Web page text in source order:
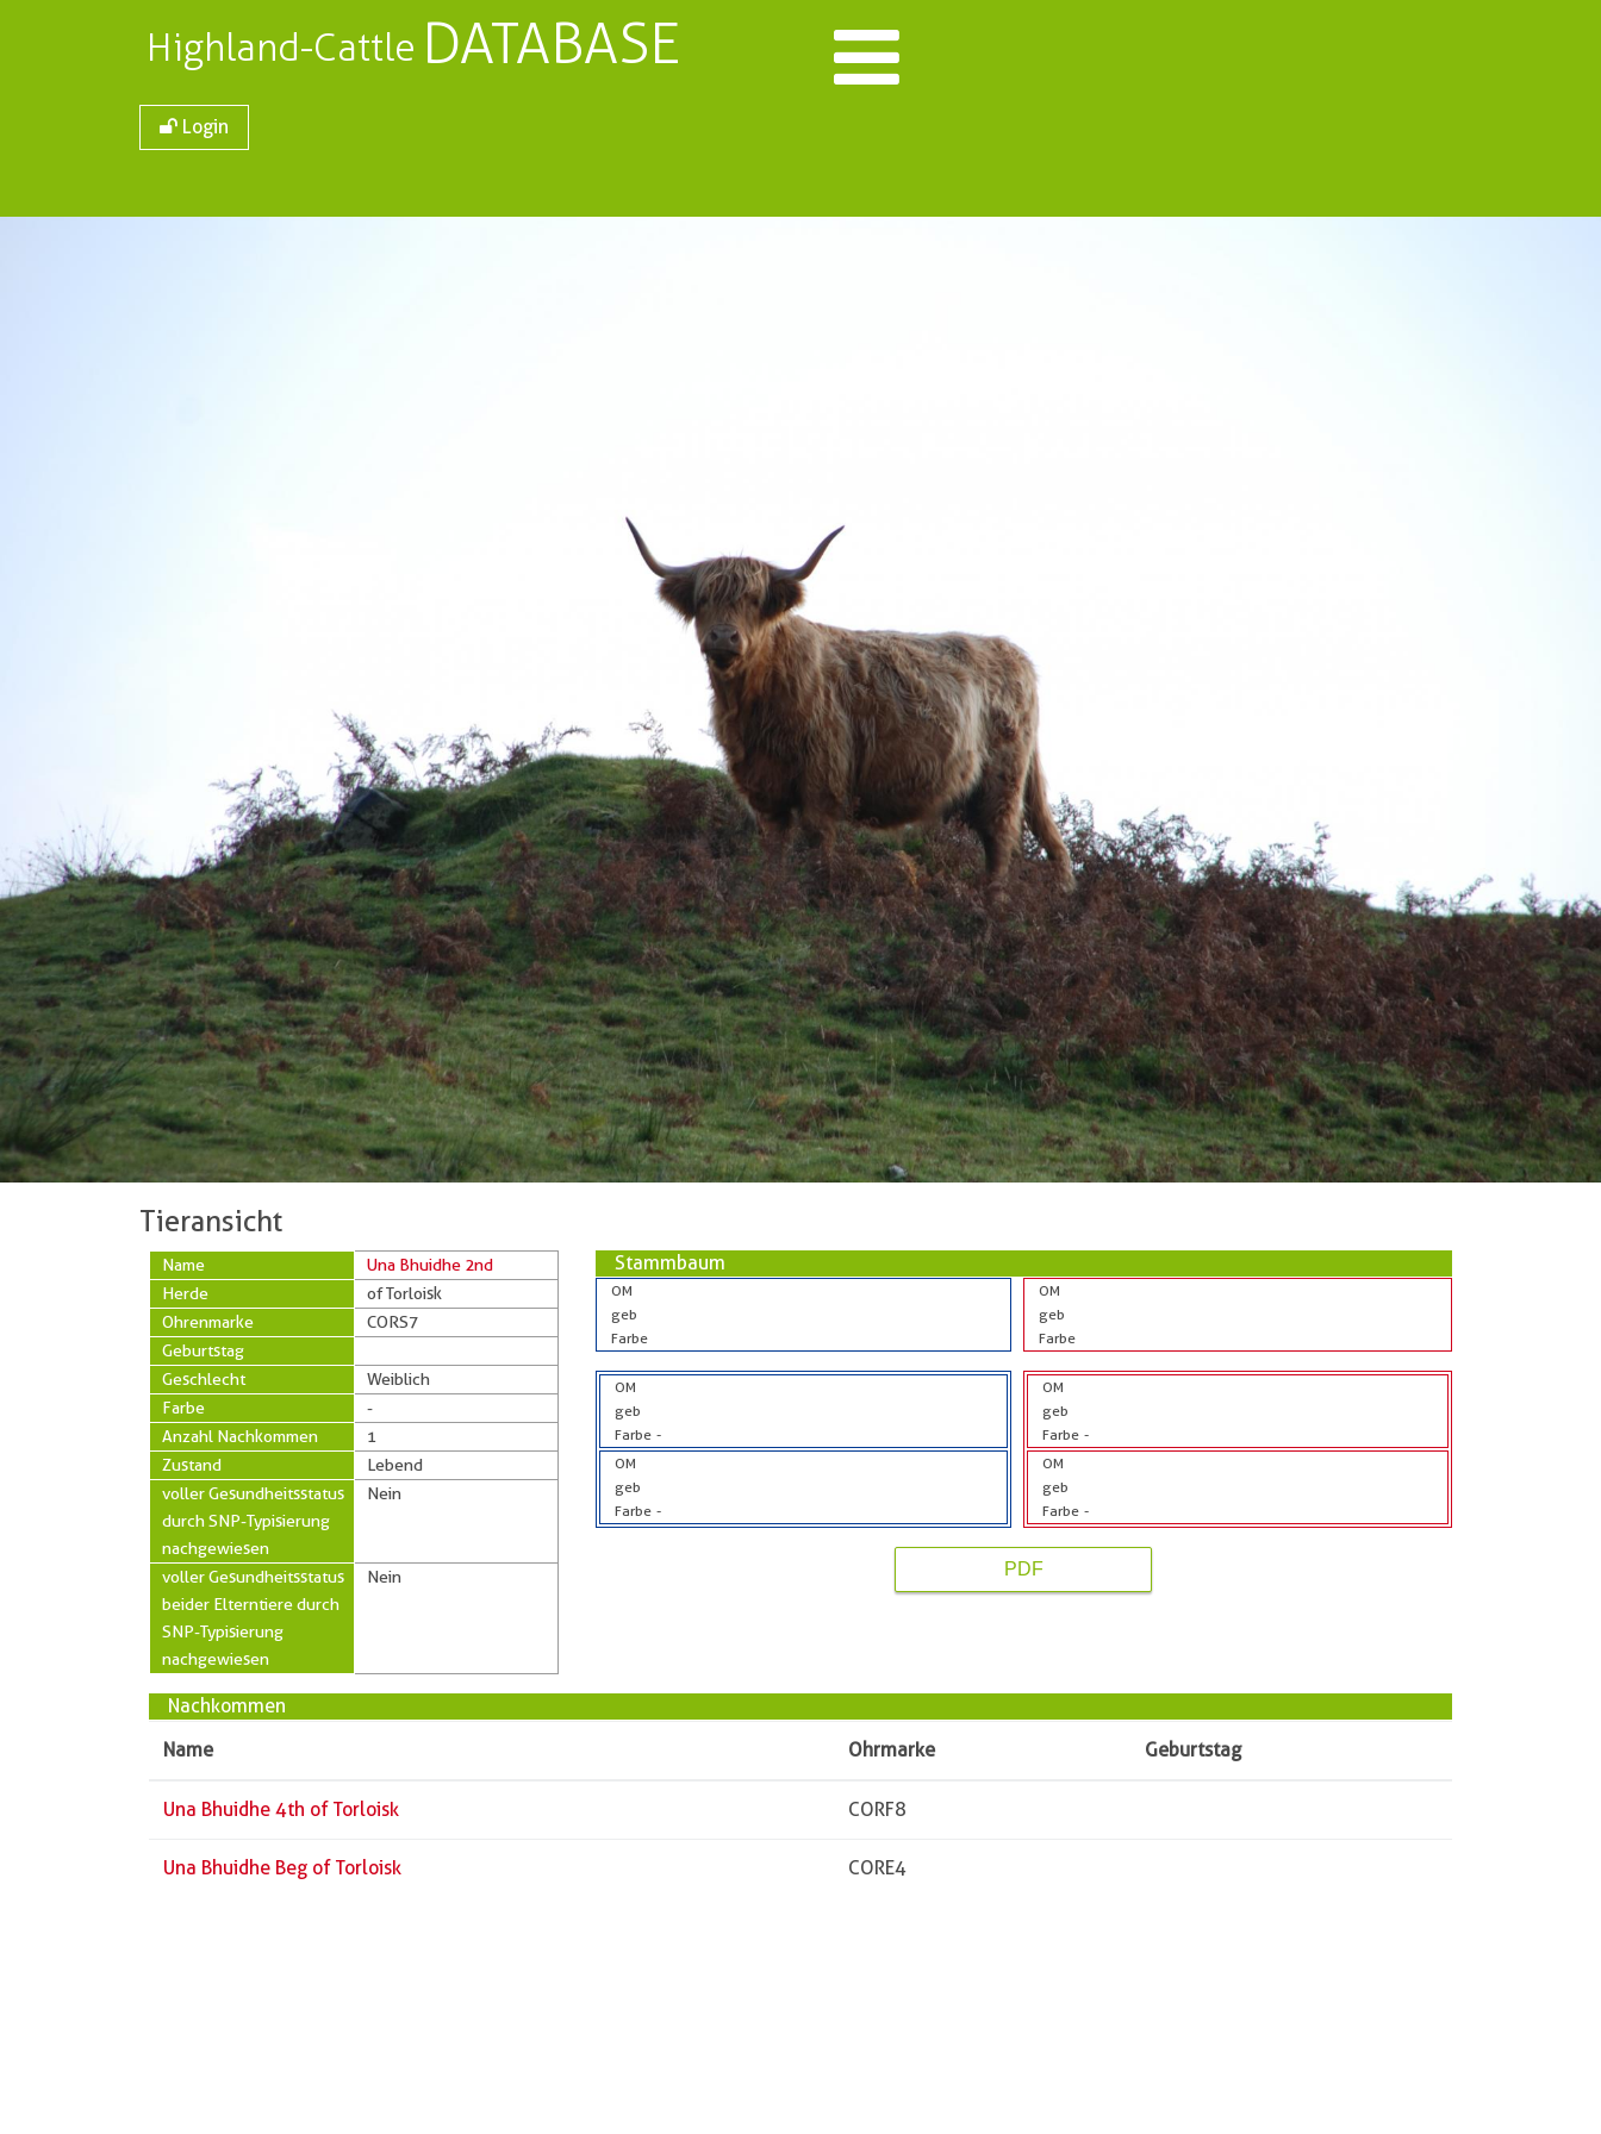
Highland-Cattle DATABASE
Login
Tieransicht
Name
Una Bhuidhe 2nd
Herde
of Torloisk
Ohrenmarke
CORS7
Geburtstag
Geschlecht
Weiblich
Farbe
-
Anzahl Nachkommen
1
Zustand
Lebend
voller Gesundheitsstatus
durch SNP-Typisierung
nachgewiesen
Nein
voller Gesundheitsstatus
beider Elterntiere durch
SNP-Typisierung
nachgewiesen
Nein
Stammbaum
OM
geb
Farbe
OM
geb
Farbe
OM
geb
Farbe -
OM
geb
Farbe -
OM
geb
Farbe -
OM
geb
Farbe -
PDF
Nachkommen
Name
Ohrmarke Geburtstag
Una Bhuidhe 4th of Torloisk CORF8
Una Bhuidhe Beg of Torloisk CORE4